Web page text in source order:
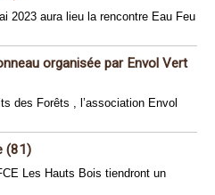
2023 aura lieu la rencontre Eau Feu
organisée par Envol Vert
des Forêts , l’association Envol
(81)
Les Hauts Bois tiendront un